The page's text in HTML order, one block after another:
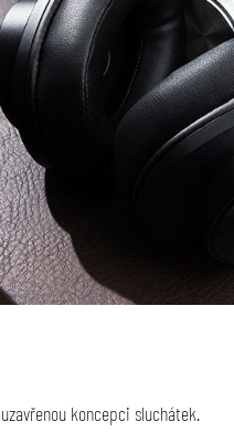
koncepci sluchátek.